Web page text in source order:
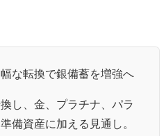
な転換で銀備蓄を増強へ
し、金、プラチナ、パラ
備資産に加える見通し。